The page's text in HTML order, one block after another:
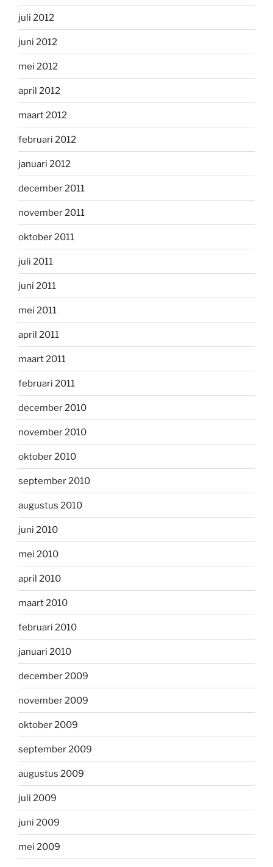
juli 2012
juni 2012
mei 2012
april 2012
maart 2012
februari 2012
januari 2012
december 2011
november 2011
oktober 2011
juli 2011
juni 2011
mei 2011
april 2011
maart 2011
februari 2011
december 2010
november 2010
oktober 2010
september 2010
augustus 2010
juni 2010
mei 2010
april 2010
maart 2010
februari 2010
januari 2010
december 2009
november 2009
oktober 2009
september 2009
augustus 2009
juli 2009
juni 2009
mei 2009